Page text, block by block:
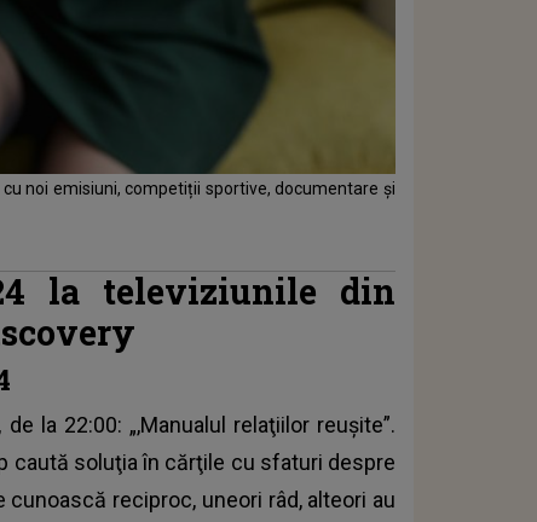
noi emisiuni, competiții sportive, documentare și
la televiziunile din
la 22:00: „,Manualul relaţiilor reuşite”.
caută soluţia în cărţile cu sfaturi despre
reciproc, uneori râd, alteori au